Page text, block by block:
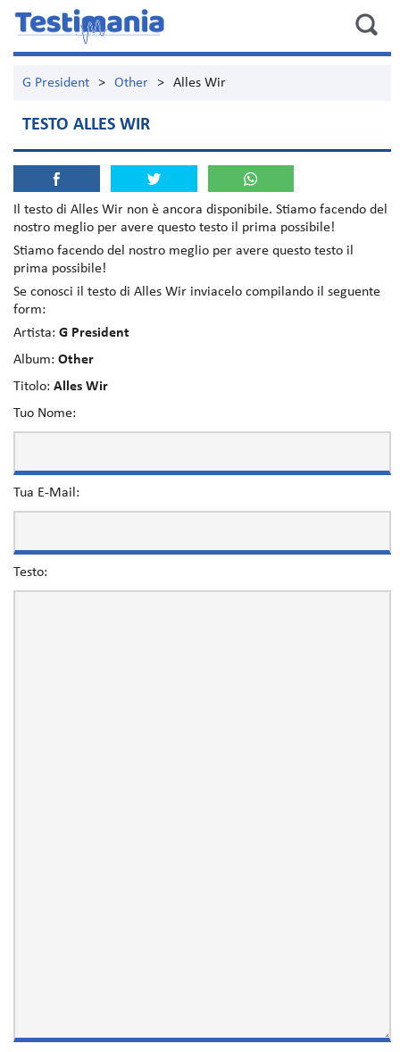
G President > Other > Alles Wir
TESTO ALLES WIR
Il testo di Alles Wir non è ancora disponibile. Stiamo facendo del
nostro meglio per avere questo testo il prima possibile!
Stiamo facendo del nostro meglio per avere questo testo il
prima possibile!
Se conosci il testo di Alles Wir inviacelo compilando il seguente
form:
Artista: G President
Album: Other
Titolo: Alles Wir
Tuo Nome:
Tua E-Mail:
Testo: